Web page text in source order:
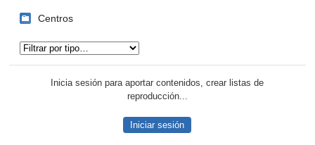
Centros
Inicia sesión para aportar contenidos, crear listas de
reproducción...
Iniciar sesión